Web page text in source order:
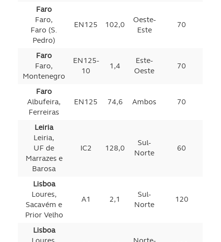
Faro
Faro,
Faro (S.
Pedro)
EN125 102,0
Oeste-
Este
70
Faro
Faro,
Montenegro
EN125-
10
1,4
Este-
Oeste
70
Faro
Albufeira,
Ferreiras
EN125 74,6 Ambos 70
Leiria
Leiria,
UF de
Marrazes e
Barosa
IC2 128,0
Sul-
Norte
60
Lisboa
Loures,
Sacavém e
Prior Velho
A1 2,1
Sul-
Norte
120
Lisboa